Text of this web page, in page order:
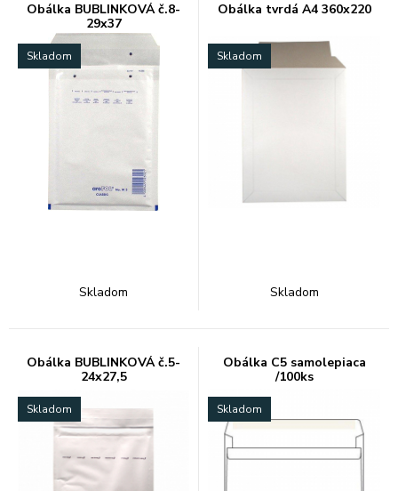
Obálka BUBLINKOVÁ č.8-
29x37
Skladom
Skladom
Obálka tvrdá A4 360x220
Skladom
Skladom
Obálka BUBLINKOVÁ č.5-
24x27,5
Skladom
Obálka C5 samolepiaca
/100ks
Skladom